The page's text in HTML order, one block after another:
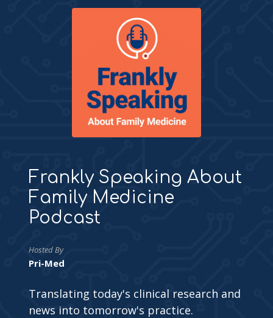
Frankly Speaking About
Family Medicine
Podcast
Hosted By
Pri-Med
Translating today's clinical research and
news into tomorrow's practice.